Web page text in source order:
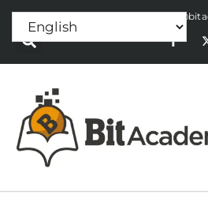
Press Release: